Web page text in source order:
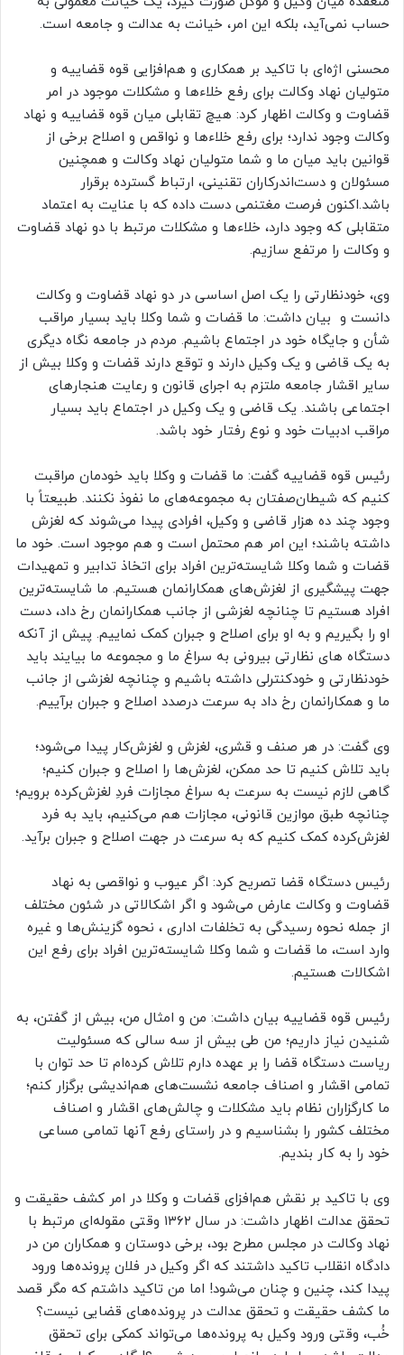
حساب نمی‌آید، بلکه این امر، خیانت به عدالت و جامعه است.
محسنی اژه‌ای با تاکید بر همکاری و هم‌افزایی قوه قضاییه و
متولیان نهاد وکالت برای رفع خلاء‌ها و مشکلات موجود در امر
قضاوت و وکالت اظهار کرد: هیچ تقابلی میان قوه قضاییه و نهاد
وکالت وجود ندارد؛ برای رفع خلاءها و نواقص و اصلاح برخی از
قوانین باید میان ما و شما متولیان نهاد وکالت و همچنین
مسئولان و دست‌اندرکاران تقنینی، ارتباط گسترده برقرار
باشد.اکنون فرصت مغتنمی دست داده که با عنایت به اعتماد
متقابلی که وجود دارد، خلاء‌ها و مشکلات مرتبط با دو نهاد قضاوت
و وکالت را مرتفع سازیم.
وی، خودنظارتی را یک اصل اساسی در دو نهاد قضاوت و وکالت
دانست و بیان داشت: ما قضات و شما وکلا باید بسیار مراقب
شأن و جایگاه خود در اجتماع باشیم. مردم در جامعه نگاه دیگری
به یک قاضی و یک وکیل دارند و توقع دارند قضات و وکلا بیش از
سایر اقشار جامعه ملتزم به اجرای قانون و رعایت هنجارهای
اجتماعی باشند. یک قاضی و یک وکیل در اجتماع باید بسیار
مراقب ادبیات خود و نوع رفتار خود باشد.
رئیس قوه قضاییه گفت: ما قضات و وکلا باید خودمان مراقبت
کنیم که شیطان‌صفتان به مجموعه‌های ما نفوذ نکنند. طبیعتاً با
وجود چند ده هزار قاضی و وکیل، افرادی پیدا می‌شوند که لغزش
داشته باشند؛ این امر هم محتمل است و هم موجود است. خود ما
قضات و شما وکلا شایسته‌ترین افراد برای اتخاذ تدابیر و تمهیدات
جهت پیشگیری از لغزش‌های همکارانمان هستیم. ما شایسته‌ترین
افراد هستیم تا چنانچه لغزشی از جانب همکارانمان رخ داد، دست
او را بگیریم و به او برای اصلاح و جبران کمک نماییم. پیش از آنکه
دستگاه های نظارتی بیرونی به سراغ ما و مجموعه ما بیایند باید
خودنظارتی و خودکنترلی داشته باشیم و چنانچه لغزشی از جانب
ما و همکارانمان رخ داد به سرعت درصدد اصلاح و جبران برآییم.
وی گفت: در هر صنف و قشری، لغزش و لغزش‌کار پیدا می‌شود؛
باید تلاش کنیم تا حد ممکن، لغزش‌ها را اصلاح و جبران کنیم؛
گاهی لازم نیست به سرعت به سراغ مجازات فردِ لغزش‌کرده برویم؛
چنانچه طبق موازین قانونی، مجازات هم می‌کنیم، باید به فرد
لغزش‌کرده کمک کنیم که به سرعت در جهت اصلاح و جبران برآید.
رئیس دستگاه قضا تصریح کرد: اگر عیوب و نواقصی به نهاد
قضاوت و وکالت عارض می‌شود و اگر اشکالاتی در شئون مختلف
از جمله نحوه رسیدگی به تخلفات اداری ، نحوه گزینش‌ها و غیره
وارد است، ما قضات و شما وکلا شایسته‌ترین افراد برای رفع این
اشکالات هستیم.
رئیس قوه قضاییه بیان داشت: من و امثال من، بیش از گفتن، به
شنیدن نیاز داریم؛ من طی بیش از سه سالی که مسئولیت
ریاست دستگاه قضا را بر عهده دارم تلاش کرده‌ام تا حد توان با
تمامی اقشار و اصناف جامعه نشست‌های هم‌اندیشی برگزار کنم؛
ما کارگزاران نظام باید مشکلات و چالش‌های اقشار و اصناف
مختلف کشور را بشناسیم و در راستای رفع آنها تمامی مساعی
خود را به کار بندیم.
وی با تاکید بر نقش هم‌افزای قضات و وکلا در امر کشف حقیقت و
تحقق عدالت اظهار داشت: در سال ۱۳۶۲ وقتی مقوله‌ای مرتبط با
نهاد وکالت در مجلس مطرح بود، برخی دوستان و همکاران من در
دادگاه انقلاب تاکید داشتند که اگر وکیل در فلان پرونده‌ها ورود
پیدا کند، چنین و چنان می‌شود! اما من تاکید داشتم که مگر قصد
ما کشف حقیقت و تحقق عدالت در پرونده‌های قضایی نیست؟
خُب، وقتی ورود وکیل به پرونده‌ها می‌تواند کمکی برای تحقق